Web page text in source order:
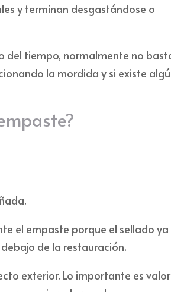
y terminan desgastándose o
del tiempo, normalmente no
la mordida y si existe
el empaste porque el sellado
de la restauración.
exterior. Lo importante es